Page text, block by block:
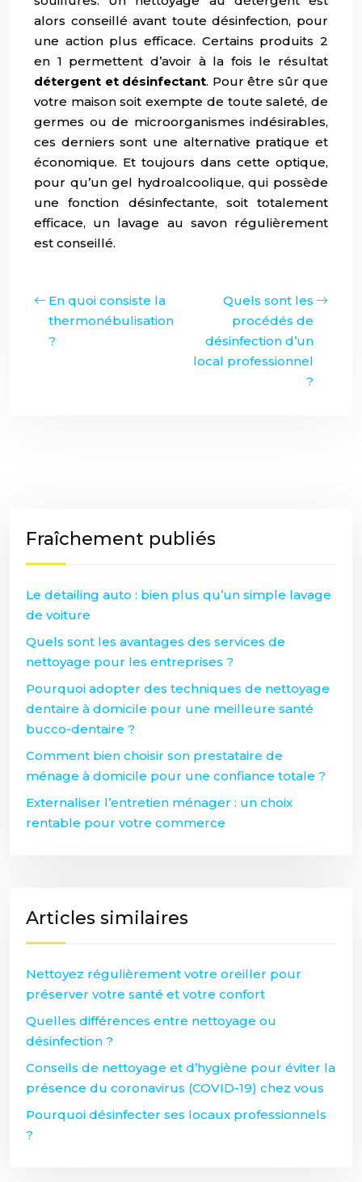
alors conseillé avant toute désinfection, pour
une action plus efficace. Certains produits 2
en 1 permettent d’avoir à la fois le résultat
détergent et désinfectant. Pour être sûr que
votre maison soit exempte de toute saleté, de
germes ou de microorganismes indésirables,
ces derniers sont une alternative pratique et
économique. Et toujours dans cette optique,
pour qu’un gel hydroalcoolique, qui possède
une fonction désinfectante, soit totalement
efficace, un lavage au savon régulièrement
est conseillé.
En quoi consiste la
thermonébulisation
?
Quels sont les
procédés de
désinfection d’un
local professionnel
?
Fraîchement publiés
Le detailing auto : bien plus qu’un simple lavage
de voiture
Quels sont les avantages des services de
nettoyage pour les entreprises ?
Pourquoi adopter des techniques de nettoyage
dentaire à domicile pour une meilleure santé
bucco-dentaire ?
Comment bien choisir son prestataire de
ménage à domicile pour une confiance totale ?
Externaliser l’entretien ménager : un choix
rentable pour votre commerce
Articles similaires
Nettoyez régulièrement votre oreiller pour
préserver votre santé et votre confort
Quelles différences entre nettoyage ou
désinfection ?
Conseils de nettoyage et d’hygiène pour éviter la
présence du coronavirus (COVID-19) chez vous
Pourquoi désinfecter ses locaux professionnels
?